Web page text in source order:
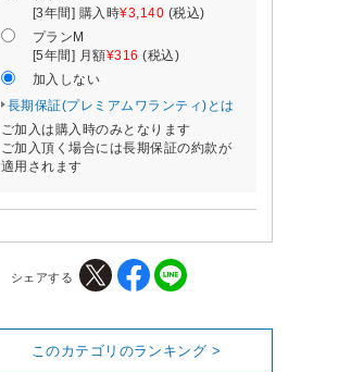
[3年間] 購入時¥3,140 (税込)
プランM
[5年間] 月額¥316 (税込)
加入しない
長期保証(プレミアムワランティ)とは
ご加入は購入時のみとなります
ご加入頂く場合には長期保証の約款が
適用されます
シェアする
このカテゴリのランキング >